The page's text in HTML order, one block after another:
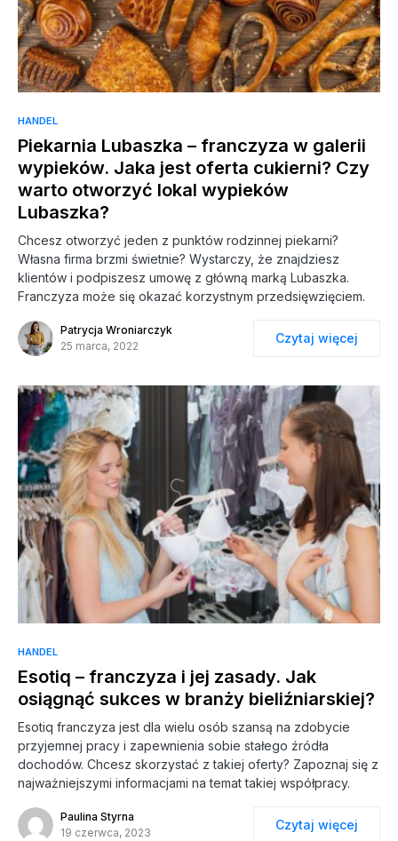
HANDEL
Piekarnia Lubaszka – franczyza w galerii
wypieków. Jaka jest oferta cukierni? Czy
warto otworzyć lokal wypieków
Lubaszka?
Chcesz otworzyć jeden z punktów rodzinnej piekarni?
Własna firma brzmi świetnie? Wystarczy, że znajdziesz
klientów i podpiszesz umowę z główną marką Lubaszka.
Franczyza może się okazać korzystnym przedsięwzięciem.
Patrycja Wroniarczyk
25 marca, 2022
Czytaj więcej
HANDEL
Esotiq – franczyza i jej zasady. Jak
osiągnąć sukces w branży bieliźniarskiej?
Esotiq franczyza jest dla wielu osób szansą na zdobycie
przyjemnej pracy i zapewnienia sobie stałego źródła
dochodów. Chcesz skorzystać z takiej oferty? Zapoznaj się z
najważniejszymi informacjami na temat takiej współpracy.
Paulina Styrna
19 czerwca, 2023
Czytaj więcej